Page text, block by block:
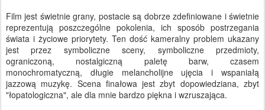
Film jest świetnie grany, postacie są dobrze zdefiniowane i świetnie
reprezentują poszczególne pokolenia, ich sposób postrzegania
świata i życiowe priorytety. Ten dość kameralny problem ukazany
jest przez symboliczne sceny, symboliczne przedmioty,
ograniczoną, nostalgiczną paletę barw, czasem
monochromatyczną, długie melancholijne ujęcia i wspaniałą
jazzową muzykę. Scena finałowa jest zbyt dopowiedziana, zbyt
"łopatologiczna", ale dla mnie bardzo piękna i wzruszająca.